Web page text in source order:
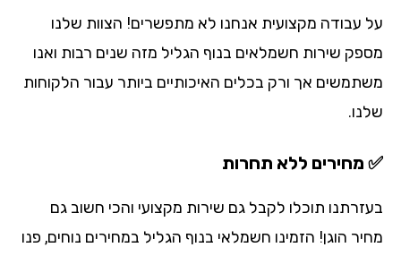
עבודה מקצועית אנחנו לא מתפשרים! הצוות שלנו
שירות חשמלאים בנוף הגליל מזה שנים רבות ואנו
אך ורק בכלים האיכותיים ביותר עבור הלקוחות
מחירים ללא תחרות
תוכלו לקבל גם שירות מקצועי והכי חשוב גם
הוגן! הזמינו חשמלאי בנוף הגליל במחירים נוחים, פנו